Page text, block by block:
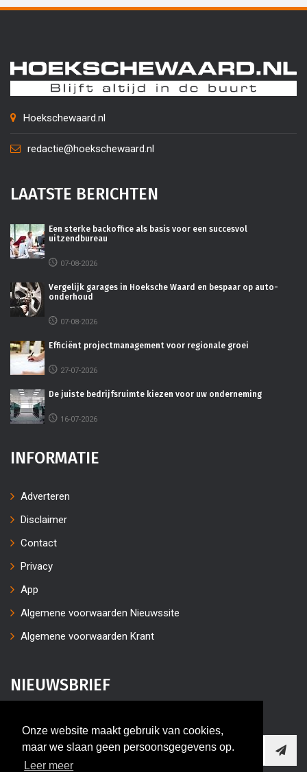
Onze website maakt gebruik van cookies,
maar we slaan geen persoonsgegevens op.
Leer meer
Hoekschewaard.nl
redactie@hoekschewaard.nl
LAATSTE BERICHTEN
Een sterke backoffice als basis voor een succesvol
uitzendbureau
07-08-2026
Vergelijk garages in Hoeksche Waard en bespaar op auto-
onderhoud
07-08-2026
Efficiënt projectmanagement voor regionale groei
27-07-2026
De juiste bedrijfsruimte kiezen voor uw onderneming
16-07-2026
INFORMATIE
Adverteren
Disclaimer
Contact
Privacy
App
Algemene voorwaarden Nieuwssite
Algemene voorwaarden Krant
NIEUWSBRIEF